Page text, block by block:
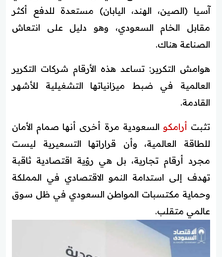
آسيا (الصين، الهند، اليابان) مستعدة للدفع أكثر
مقابل الخام السعودي، وهو دليل على انتعاش
الصناعة هناك.
هوامش التكرير: تساعد هذه الأرقام شركات التكرير
العالمية في ضبط ميزانياتها التشغيلية للأشهر
القادمة.
تثبت أرامكو السعودية مرة أخرى أنها صمام الأمان
للطاقة العالمية، وأن قراراتها التسعيرية ليست
مجرد أرقام تجارية، بل هي رؤية اقتصادية ثاقبة
تهدف إلى استدامة النمو الاقتصادي في المملكة
وحماية مكتسبات المواطن السعودي في ظل سوق
عالمي متقلب.